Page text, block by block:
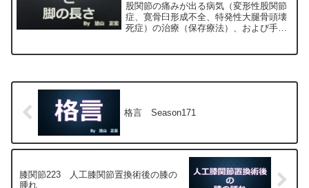
股関節の痛みが出る病気（変形性股関節
症、寛骨臼形成不全、特発性大腿骨頭壊
死症）の治療（保存療法）、および手術
格言 Season171
膝関節223 人工膝関節置換術後の膝の
腫れ